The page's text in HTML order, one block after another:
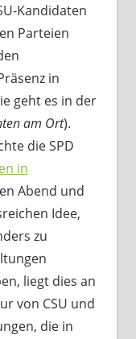
Kandidaten
Parteien
in
geht es in der
am Ort).
die SPD
in
Abend und
Idee,
zu
liegt dies an
von CSU und
die in